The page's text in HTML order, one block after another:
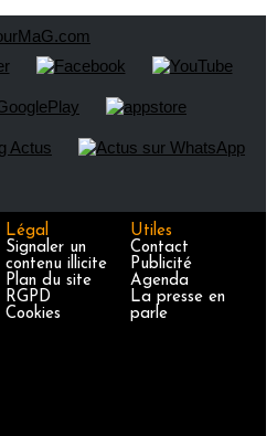
Légal
Signaler un
contenu illicite
Plan du site
RGPD
Cookies
Utiles
Contact
Publicité
Agenda
La presse en
parle